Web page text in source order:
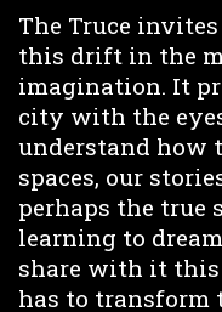
The Truce
this drift in the
imagination. It
city with the
understand how
spaces, our
perhaps the true
learning to
share with it
has to